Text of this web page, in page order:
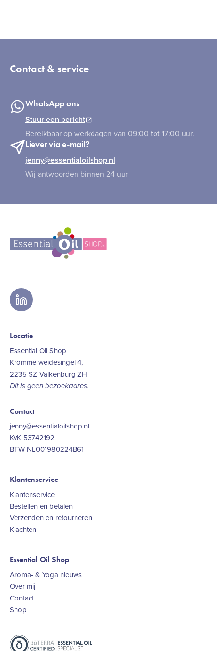
Contact & service
WhatsApp ons
Stuur een bericht
Bereikbaar op werkdagen van 09:00 tot 17:00 uur.
Liever via e-mail?
jenny@essentialoilshop.nl
Wij antwoorden binnen 24 uur
linkedin
Locatie
Essential Oil Shop
Kromme weidesingel 4,
2235 SZ Valkenburg ZH
Dit is geen bezoekadres.
Contact
jenny@essentialoilshop.nl
KvK 53742192
BTW NL001980224B61
Klantenservice
Klantenservice
Bestellen en betalen
Verzenden en retourneren
Klachten
Essential Oil Shop
Aroma- & Yoga nieuws
Over mij
Contact
Shop